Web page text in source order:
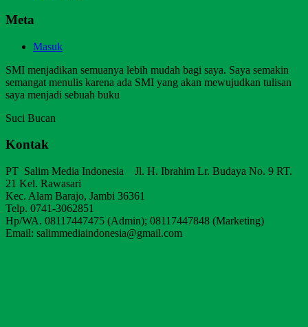
Meta
Masuk
SMI menjadikan semuanya lebih mudah bagi saya. Saya semakin
semangat menulis karena ada SMI yang akan mewujudkan tulisan
saya menjadi sebuah buku
Suci Bucan
Kontak
PT Salim Media Indonesia Jl. H. Ibrahim Lr. Budaya No. 9 RT.
21 Kel. Rawasari
Kec. Alam Barajo, Jambi 36361
Telp. 0741-3062851
Hp/WA. 08117447475 (Admin); 08117447848 (Marketing)
Email: salimmediaindonesia@gmail.com